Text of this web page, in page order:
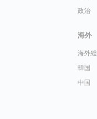
政治
海外
海外
韓国
中国